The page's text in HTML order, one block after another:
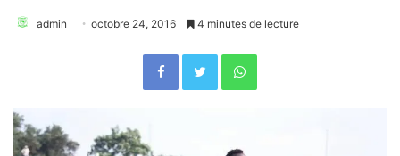
admin octobre 24, 2016 4 minutes de lecture
FacebookTwitterWhatsApp